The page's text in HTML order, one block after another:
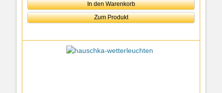
In den Warenkorb
Zum Produkt